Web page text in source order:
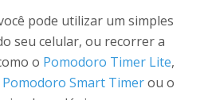
pode utilizar um simples
seu celular, ou recorrer a
o Pomodoro Timer Lite,
Pomodoro Smart Timerou o